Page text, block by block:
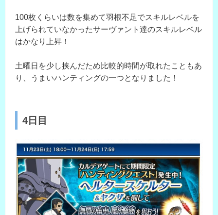
100枚くらいは数を集めて羽根不足でスキルレベルを
上げられていなかったサーヴァント達のスキルレベル
はかなり上昇！
土曜日を少し挟んだため比較的時間が取れたこともあ
り、うまいハンティングの一つとなりました！
4日目